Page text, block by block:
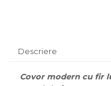
Descriere
Covor modern cu fir